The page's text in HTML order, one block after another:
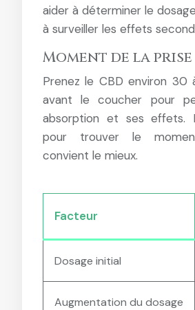
aider à déterminer le
à surveiller les effets
Moment de la prise
Prenez le CBD environ 30
avant le coucher pour
absorption et ses effets.
pour trouver le
convient le mieux.
Facteur
Dosage initial
Augmentation du dosage